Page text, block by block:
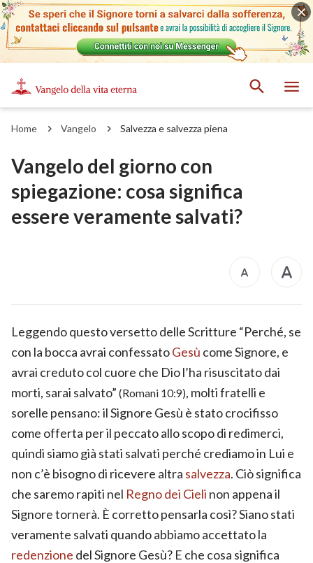
Home Vangelo Salvezza e salvezza piena
Vangelo del giorno con
spiegazione: cosa significa
essere veramente salvati?
Leggendo questo versetto delle Scritture “Perché, se
con la bocca avrai confessatoGesù come Signore, e
avrai creduto col cuore che Dio l’ha risuscitato dai
morti, sarai salvato” (Romani 10:9), molti fratelli e
sorelle pensano: il Signore Gesù è stato crocifisso
come offerta per il peccato allo scopo di redimerci,
quindi siamo già stati salvati perché crediamo in Lui e
non c’è bisogno di ricevere altra salvezza. Ciò significa
che saremo rapiti nel Regno dei Cieli non appena il
Signore tornerà. È corretto pensarla così? Siano stati
veramente salvati quando abbiamo accettato la
redenzione del Signore Gesù? E che cosa significa